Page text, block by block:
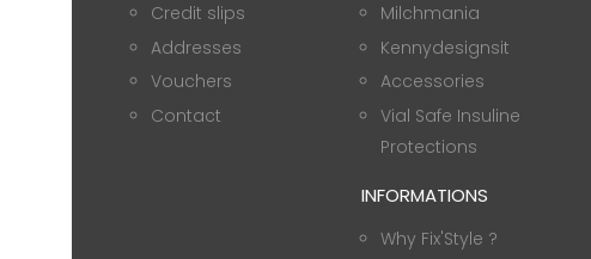
Credit slips
Addresses
Vouchers
Contact
Milchmania
Kennydesignsit
Accessories
Vial Safe Insuline
Protections
INFORMATIONS
Why Fix'Style ?